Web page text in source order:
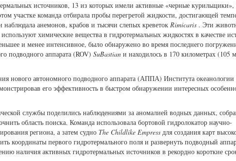
источников, 13 из которых имели активные «черные курильщики»,
участке команда отбирала пробы перегретой жидкости, достигающей
анемонов, крабов и тысячи слепых креветок Rimicaris . Эти
химические вещества в гидротермальных жидкостях в качестве
и менее интенсивное, было обнаружено во время последнего
подводного аппарата (ROV) SuBastian и находилось в 170 километрах (105
нового автономного подводного аппарата (АППА) Института
его эффективность в быстром обнаружении интересных
службы поделились наблюдениями за аномалией водных данных,
область поиска. Команда использовала бортовой гидролокатор научно-
региона, а затем судно The Childlike Empress для создания карт
координаты первого гидротермального поля и развернуть подводный
наличия активных гидротермальных источников в рекордно короткие